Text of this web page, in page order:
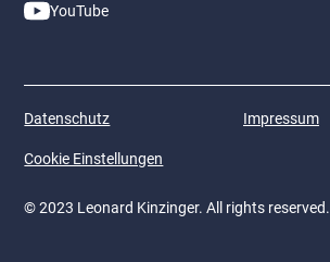
YouTube
© 2023 Leonard Kinzinger. All rights reserved.
Datenschutz Impressum
Cookie Einstellungen